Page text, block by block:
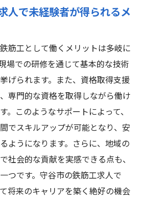
守谷市で鉄筋工として成功する
経験から鉄筋工として高収入を
守谷市での鉄筋工成功体験
経験から鉄筋工として収入を上
充実未経験歓迎の鉄筋工求人を
筋工求人で資格取得支援を活用
も安心守谷市の鉄筋工求人と資
人で未経験者が得られるメ
筋工として働くメリットは多岐に
場での研修を通じて基本的な技術
げられます。また、資格取得支援
専門的な資格を取得しながら働け
。このようなサポートによって、
でスキルアップが可能となり、安
ようになります。さらに、地域の
社会的な貢献を実感できる点も、
つです。守谷市の鉄筋工求人で
将来のキャリアを築く絶好の機会